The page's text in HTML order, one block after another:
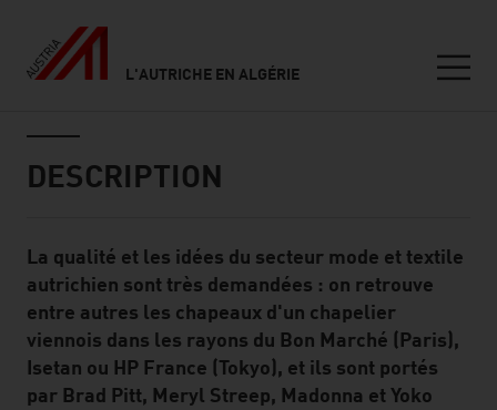
L'AUTRICHE EN ALGÉRIE
DESCRIPTION
Standard Content Module
La qualité et les idées du secteur mode et textile
autrichien sont très demandées : on retrouve
entre autres les chapeaux d'un chapelier
viennois dans les rayons du Bon Marché (Paris),
Isetan ou HP France (Tokyo), et ils sont portés
par Brad Pitt, Meryl Streep, Madonna et Yoko